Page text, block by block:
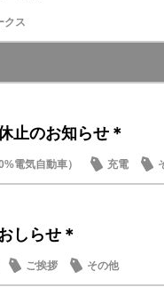
クス
止のお知らせ＊
電気自動車） 充電
しらせ＊
ご挨拶 その他